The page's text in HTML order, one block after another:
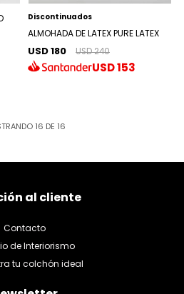
Discontinuados
ALMOHADA DE LATEX PURE LATEX
USD 180 USD 240
USD153
16 DE 16
al cliente
Contacto
de Interiorismo
tu colchón ideal